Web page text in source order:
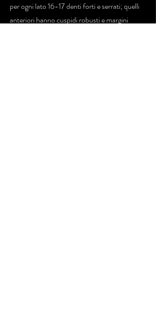
per ogni lato 16-17 denti forti e serrati; quelli
anteriori hanno cuspidi robusti e margini